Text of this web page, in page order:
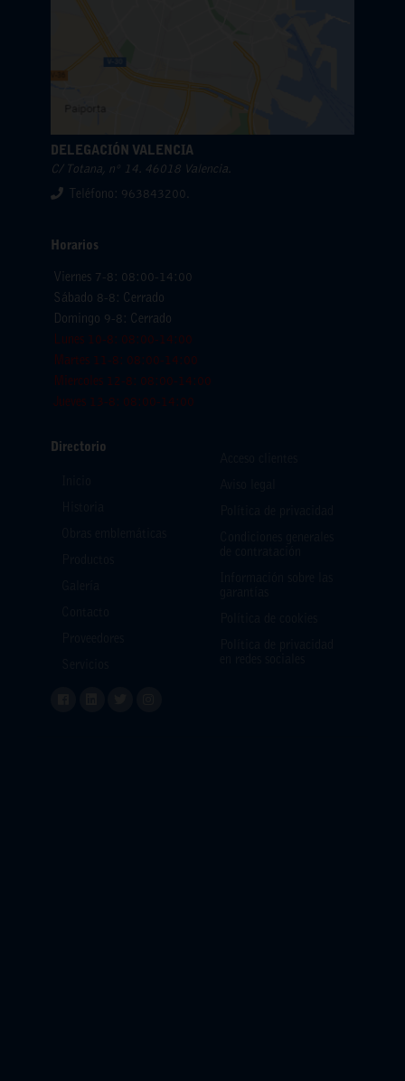
Directorio
DELEGACIÓN VALENCIA
C/ Totana, nº 14. 46018 Valencia.
Teléfono: 963843200.
Horarios
Viernes 7-8: 08:00-14:00
Sábado 8-8: Cerrado
Domingo 9-8: Cerrado
Lunes 10-8: 08:00-14:00
Martes 11-8: 08:00-14:00
Miercoles 12-8: 08:00-14:00
Jueves 13-8: 08:00-14:00